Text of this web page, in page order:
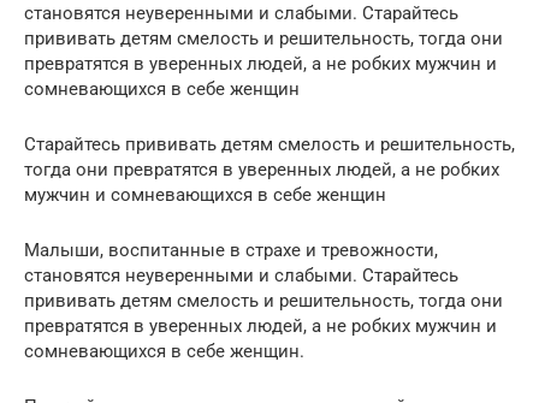
становятся неуверенными и слабыми. Старайтесь
прививать детям смелость и решительность, тогда они
превратятся в уверенных людей, а не робких мужчин и
сомневающихся в себе женщин
Старайтесь прививать детям смелость и решительность,
тогда они превратятся в уверенных людей, а не робких
мужчин и сомневающихся в себе женщин
Малыши, воспитанные в страхе и тревожности,
становятся неуверенными и слабыми. Старайтесь
прививать детям смелость и решительность, тогда они
превратятся в уверенных людей, а не робких мужчин и
сомневающихся в себе женщин.